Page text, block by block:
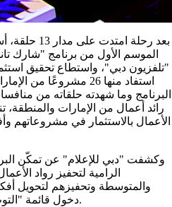
بعد رحلة
الموسم الأول من برنامج "شارك
استفاد منها 26 مشروعًا
رائد أعمال من الإمارات
الأعمال بالاستثمار في مشروعاتهم
وكشفت "دبي للإعلام" عن تمكّن
الرامية لتحفيز رواد
والمتوسطة وتحفيزهم لتحويل
دخول قائمة "التوب تن" في منصة "أوان" الرقمية.